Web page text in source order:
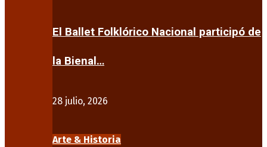
El Ballet Folklórico Nacional participó de
la Bienal…
28 julio, 2026
Arte & Historia